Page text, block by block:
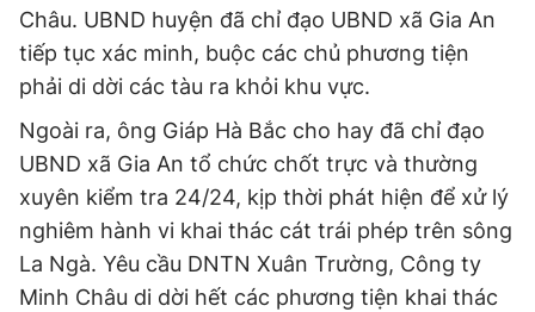
Châu. UBND huyện đã chỉ đạo UBND xã Gia An
tiếp tục xác minh, buộc các chủ phương tiện
phải di dời các tàu ra khỏi khu vực.
Ngoài ra, ông Giáp Hà Bắc cho hay đã chỉ đạo
UBND xã Gia An tổ chức chốt trực và thường
xuyên kiểm tra 24/24, kịp thời phát hiện để xử lý
nghiêm hành vi khai thác cát trái phép trên sông
La Ngà. Yêu cầu DNTN Xuân Trường, Công ty
Minh Châu di dời hết các phương tiện khai thác